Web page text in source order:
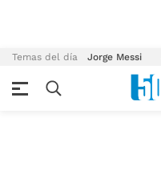
Temas del día Jorge Messi